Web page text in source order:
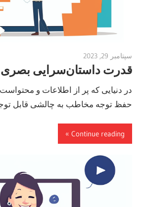
سپتامبر 29, 2023
قدرت داستان‌سرایی بصری
در دنیایی که پر از اطلاعات و
حفظ توجه مخاطب به چالشی قابل
Continue reading